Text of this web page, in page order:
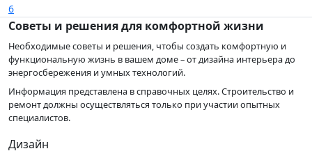
6
Советы и решения для комфортной жизни
Необходимые советы и решения, чтобы создать комфортную и
функциональную жизнь в вашем доме – от дизайна интерьера до
энергосбережения и умных технологий.
Информация представлена в справочных целях. Строительство и
ремонт должны осуществляться только при участии опытных
специалистов.
Дизайн